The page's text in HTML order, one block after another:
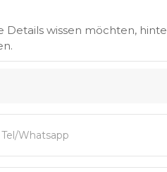
wissen möchten,